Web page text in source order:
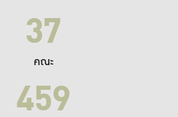
37
คณะ
459